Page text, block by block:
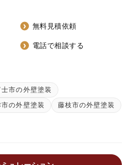
無料見積依頼
電話で相談する
士市の外壁塗装
市の外壁塗装
藤枝市の外壁塗装